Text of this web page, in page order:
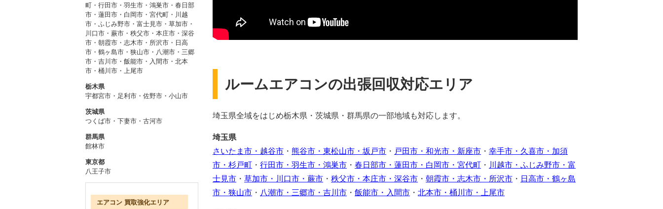
ルームエアコンの出張回収対応エリア
埼玉県全域をはじめ栃木県・茨城県・群馬県の一部地域も対応します。
埼玉県
さいたま市・越谷市 ・ 熊谷市・東松山市・坂戸市 ・ 戸田市・和光市・新座市 ・ 幸手市・久喜市・加須
市・杉戸町 ・ 行田市・羽生市・鴻巣市 ・ 春日部市・蓮田市・白岡市・宮代町 ・ 川越市・ふじみ野市・富
士見市 ・ 草加市・川口市・蕨市 ・ 秩父市・本庄市・深谷市 ・ 朝霞市・志木市・所沢市 ・ 日高市・鶴ヶ島
市・狭山市 ・ 八潮市・三郷市・吉川市 ・ 飯能市・入間市 ・ 北本市・桶川市・上尾市
町 ・ 行田市・羽生市・鴻巣市 ・ 春日部
市・蓮田市・白岡市・宮代町 ・ 川越
市・ふじみ野市・富士見市 ・ 草加市・
川口市・蕨市 ・ 秩父市・本庄市・深谷
市 ・ 朝霞市・志木市・所沢市 ・ 日高
市・鶴ヶ島市・狭山市 ・ 八潮市・三郷
市・吉川市 ・ 飯能市・入間市 ・ 北本
市・桶川市・上尾市
栃木県
宇都宮市 ・ 足利市 ・ 佐野市 ・ 小山市
茨城県
つくば市 ・ 下妻市 ・ 古河市
群馬県
館林市
東京都
八王子市
エアコン 買取強化エリア